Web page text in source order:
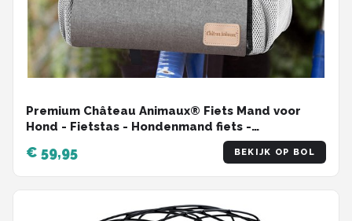
Premium Château Animaux® Fiets Mand voor
Hond - Fietstas - Hondenmand fiets -
Multifunctionele Afneembare Fiets Tas -
Schoudertas - Rugtas voor Dier - Fietsmand
Hond Voorop - 30x40x35
€ 59,95 BEKIJK OP BOL